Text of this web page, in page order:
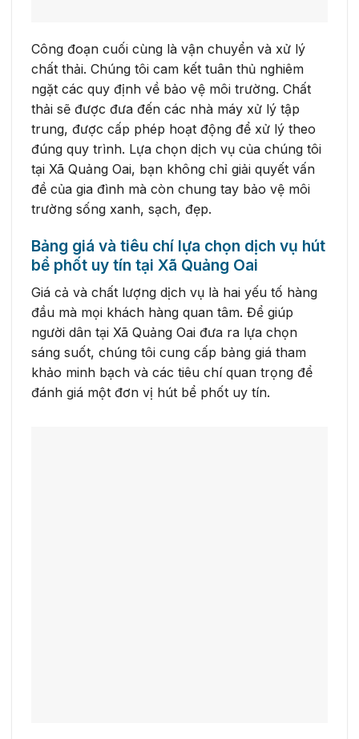
Công đoạn cuối cùng là vận chuyển và xử lý
chất thải. Chúng tôi cam kết tuân thủ nghiêm
ngặt các quy định về bảo vệ môi trường. Chất
thải sẽ được đưa đến các nhà máy xử lý tập
trung, được cấp phép hoạt động để xử lý theo
đúng quy trình. Lựa chọn dịch vụ của chúng tôi
tại Xã Quảng Oai, bạn không chỉ giải quyết vấn
đề của gia đình mà còn chung tay bảo vệ môi
trường sống xanh, sạch, đẹp.
Bảng giá và tiêu chí lựa chọn dịch vụ hút
bể phốt uy tín tại Xã Quảng Oai
Giá cả và chất lượng dịch vụ là hai yếu tố hàng
đầu mà mọi khách hàng quan tâm. Để giúp
người dân tại Xã Quảng Oai đưa ra lựa chọn
sáng suốt, chúng tôi cung cấp bảng giá tham
khảo minh bạch và các tiêu chí quan trọng để
đánh giá một đơn vị hút bể phốt uy tín.